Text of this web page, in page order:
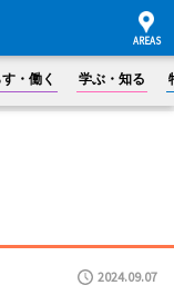
・働く 学ぶ・知る
2024.09.07